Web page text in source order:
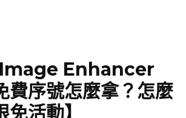
Enhancer
費序號怎麼拿？怎麼
活動】